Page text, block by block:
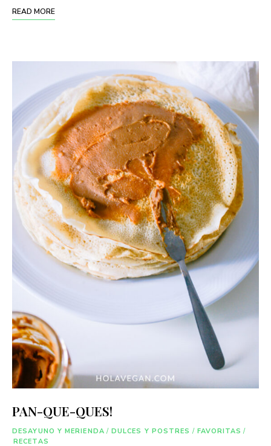
READ MORE
PAN-QUE-QUES!
DESAYUNO Y MERIENDA / DULCES Y POSTRES / FAVORITAS /
RECETAS